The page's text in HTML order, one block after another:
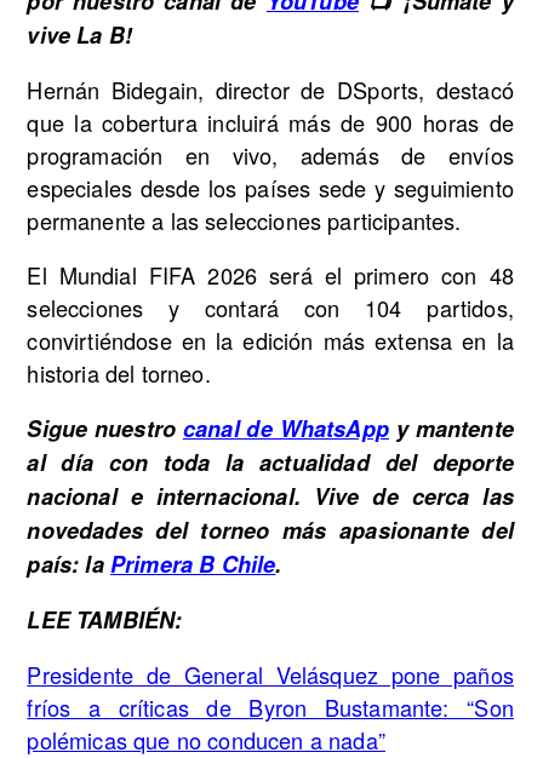
vive La B!
Hernán Bidegain, director de DSports, destacó
que la cobertura incluirá más de 900 horas de
programación en vivo, además de envíos
especiales desde los países sede y seguimiento
permanente a las selecciones participantes.
El Mundial FIFA 2026 será el primero con 48
selecciones y contará con 104 partidos,
convirtiéndose en la edición más extensa en la
historia del torneo.
Sigue nuestro canal de WhatsAppy mantente
al día con toda la actualidad del deporte
nacional e internacional. Vive de cerca las
novedades del torneo más apasionante del
país: laPrimera B Chile.
LEE TAMBIÉN:
Presidente de General Velásquez pone paños
fríos a críticas de Byron Bustamante: “Son
polémicas que no conducen a nada”